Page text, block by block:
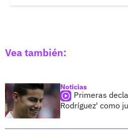
Vea también:
Noticias
Primeras
Rodríguez' como